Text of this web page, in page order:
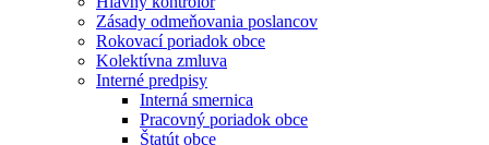
Zásady odmeňovania poslancov
Rokovací poriadok obce
Kolektívna zmluva
Interné predpisy
Interná smernica
Pracovný poriadok obce
Štatút obce